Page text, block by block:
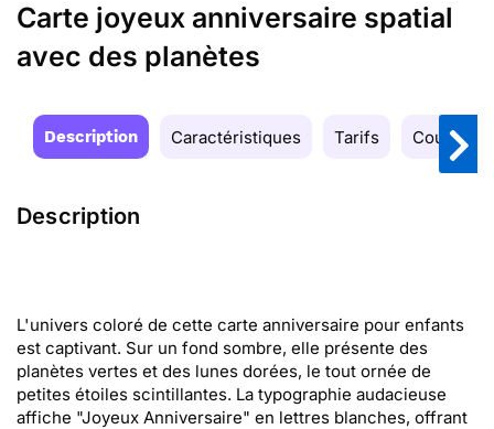
Carte joyeux anniversaire spatial
avec des planètes
Description Caractéristiques Tarifs Couleurs
Description
L'univers coloré de cette carte anniversaire pour enfants
est captivant. Sur un fond sombre, elle présente des
planètes vertes et des lunes dorées, le tout ornée de
petites étoiles scintillantes. La typographie audacieuse
affiche "Joyeux Anniversaire" en lettres blanches, offrant